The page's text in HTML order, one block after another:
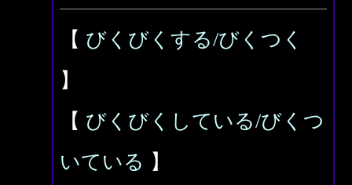
【 びくびくする/びくつく
】
【 びくびくしている/びくつ
いている 】